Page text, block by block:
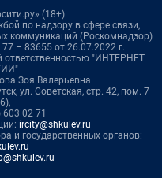
(18+)
по надзору в сфере связи,
коммуникаций (Роскомнадзор)
– 83655 от 26.07.2022 г.
ответственностью "ИНТЕРНЕТ
Зоя Валерьевна
ул. Советская, стр. 42, пом. 7
02 71
ircity@shkulev.ru
и государственных органов: